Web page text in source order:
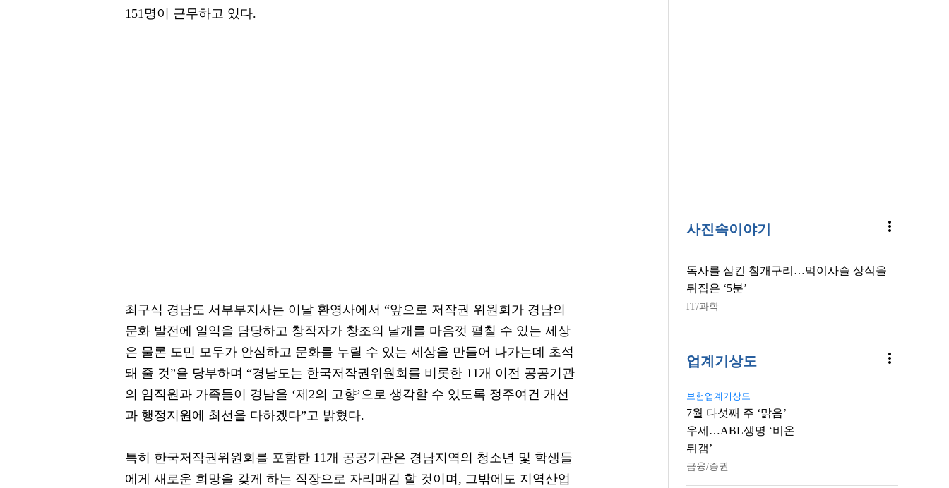
151명이 근무하고 있다.
최구식 경남도 서부부지사는 이날 환영사에서 “앞으로 저작권 위원회가 경남의
문화 발전에 일익을 담당하고 창작자가 창조의 날개를 마음껏 펼칠 수 있는 세상
은 물론 도민 모두가 안심하고 문화를 누릴 수 있는 세상을 만들어 나가는데 초석
돼 줄 것”을 당부하며 “경남도는 한국저작권위원회를 비롯한 11개 이전 공공기관
의 임직원과 가족들이 경남을 ‘제2의 고향’으로 생각할 수 있도록 정주여건 개선
과 행정지원에 최선을 다하겠다”고 밝혔다.
특히 한국저작권위원회를 포함한 11개 공공기관은 경남지역의 청소년 및 학생들
에게 새로운 희망을 갖게 하는 직장으로 자리매김 할 것이며, 그밖에도 지역산업
사진속이야기 more_vert
독사를 삼킨 참개구리…먹이사슬 상식을
뒤집은 ‘5분’
IT/과학
업계기상도 more_vert
보험업계기상도
7월 다섯째 주 ‘맑음’
우세…ABL생명 ‘비온
뒤갬’
금융/증권